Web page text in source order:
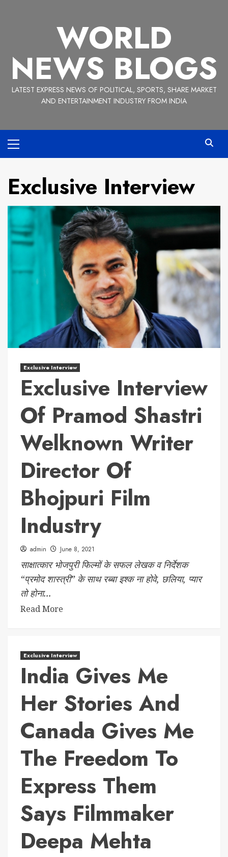
WORLD
NEWS BLOGS
LATEST EXPRESS NEWS OF POLITICAL, SPORTS, SHARE MARKET
AND ENTERTAINMENT INDUSTRY FROM INDIA
Menu
Exclusive Interview
Exclusive Interview
Exclusive Interview
Of Pramod Shastri
Welknown Writer
Director Of
Bhojpuri Film
Industry
admin June 8, 2021
साक्षात्कार भोजपुरी फिल्मों के सफल लेखक व निर्देशक
“प्रमोद शास्त्री” के साथ रब्बा इश्क ना होवे, छलिया, प्यार
तो होना...
Read More
Exclusive Interview
India Gives Me
Her Stories And
Canada Gives Me
The Freedom To
Express Them
Says Filmmaker
Deepa Mehta